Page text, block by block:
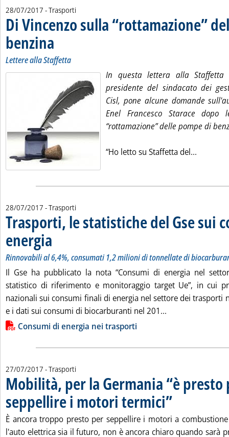
28/07/2017 - Trasporti
Di Vincenzo sulla “rottamazione”
benzina
Lettere alla Staffetta
In questa lettera alla Staffetta
presidente del sindacato dei
Cisl, pone alcune domande
Enel Francesco Starace dopo
“rottamazione” delle pompe di
“Ho letto su Staffetta del...
28/07/2017 - Trasporti
Trasporti, le statistiche del Gse sui
energia
Rinnovabili al 6,4%, consumati 1,2 milioni di tonnellate di
Il Gse ha pubblicato la nota “Consumi di energia nel
statistico di riferimento e monitoraggio target Ue”, in cui
nazionali sui consumi finali di energia nel settore dei trasporti
e i dati sui consumi di biocarburanti nel 201...
Lista allegati PDF alla notizia
Consumi di energia nei trasporti
27/07/2017 - Trasporti
Mobilità, per la Germania “è presto
seppellire i motori termici”. Pubblicata giovedì
È ancora troppo presto per seppellire i motori a
l'auto elettrica sia il futuro, non è ancora chiaro quando sarà